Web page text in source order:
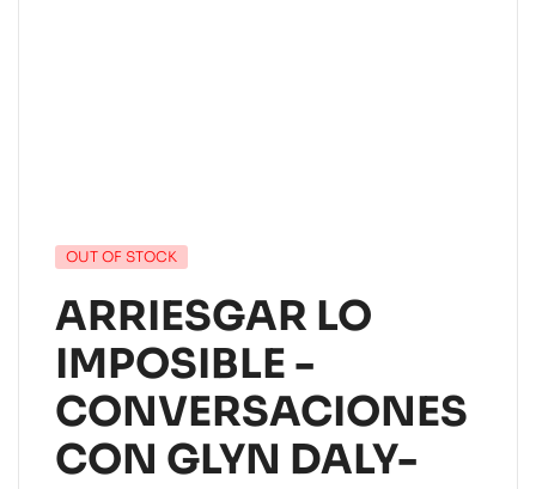
OUT OF STOCK
ARRIESGAR LO
IMPOSIBLE -
CONVERSACIONES
CON GLYN DALY-